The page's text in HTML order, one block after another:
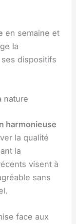
en semaine et
la
dispositifs
nature
harmonieuse
la qualité
la
visent à
sans
face aux